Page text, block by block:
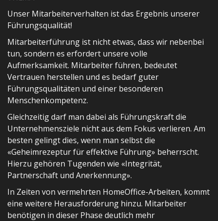
Unser Mitarbeiterverhalten ist das Ergebnis unserer
Führungsqualität!
Mitarbeiterführung ist nicht etwas, dass wir nebenbei
tun, sondern es erfordert unsere volle
Aufmerksamkeit. Mitarbeiter führen, bedeutet
Vertrauen herstellen und es bedarf guter
Führungsqualitäten und einer besonderen
Menschenkompetenz.
Gleichzeitig darf man dabei als Führungskraft die
Unternehmensziele nicht aus dem Fokus verlieren. Am
besten gelingt dies, wenn man selbst die
«Geheimrezeptur für effektive Führung» beherrscht.
Hierzu gehören Tugenden wie «Integrität,
Partnerschaft und Anerkennung».
In Zeiten von vermehrten HomeOffice-Arbeiten, kommt
eine weitere Herausforderung hinzu. Mitarbeiter
benötigen in dieser Phase deutlich mehr